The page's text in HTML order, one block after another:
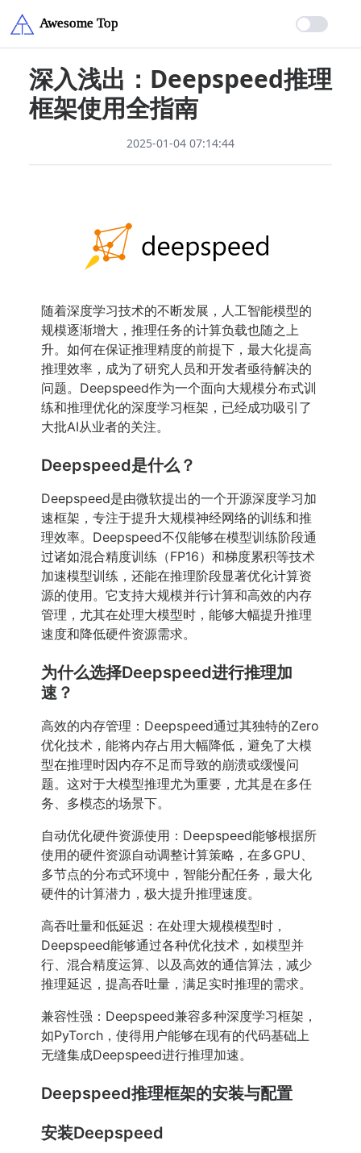
深入浅出：Deepspeed推理
框架使用全指南
2025-01-04 07:14:44
随着深度学习技术的不断发展，人工智能模型的
规模逐渐增大，推理任务的计算负载也随之上
升。如何在保证推理精度的前提下，最大化提高
推理效率，成为了研究人员和开发者亟待解决的
问题。Deepspeed作为一个面向大规模分布式训
练和推理优化的深度学习框架，已经成功吸引了
大批AI从业者的关注。
Deepspeed是什么？
Deepspeed是由微软提出的一个开源深度学习加
速框架，专注于提升大规模神经网络的训练和推
理效率。Deepspeed不仅能够在模型训练阶段通
过诸如混合精度训练（FP16）和梯度累积等技术
加速模型训练，还能在推理阶段显著优化计算资
源的使用。它支持大规模并行计算和高效的内存
管理，尤其在处理大模型时，能够大幅提升推理
速度和降低硬件资源需求。
为什么选择Deepspeed进行推理加
速？
高效的内存管理：Deepspeed通过其独特的Zero
优化技术，能将内存占用大幅降低，避免了大模
型在推理时因内存不足而导致的崩溃或缓慢问
题。这对于大模型推理尤为重要，尤其是在多任
务、多模态的场景下。
自动优化硬件资源使用：Deepspeed能够根据所
使用的硬件资源自动调整计算策略，在多GPU、
多节点的分布式环境中，智能分配任务，最大化
硬件的计算潜力，极大提升推理速度。
高吞吐量和低延迟：在处理大规模模型时，
Deepspeed能够通过各种优化技术，如模型并
行、混合精度运算、以及高效的通信算法，减少
推理延迟，提高吞吐量，满足实时推理的需求。
兼容性强：Deepspeed兼容多种深度学习框架，
如PyTorch，使得用户能够在现有的代码基础上
无缝集成Deepspeed进行推理加速。
Deepspeed推理框架的安装与配置
安装Deepspeed